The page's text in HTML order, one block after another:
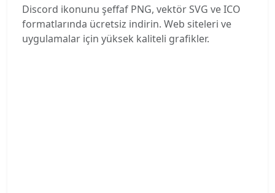
Discord ikonunu şeffaf PNG, vektör SVG ve ICO
formatlarında ücretsiz indirin. Web siteleri ve
uygulamalar için yüksek kaliteli grafikler.